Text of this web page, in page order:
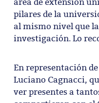
pilares de la
al mismo nivel que
investigación. Lo
En representación
Luciano Cagnacci,
ver presentes a